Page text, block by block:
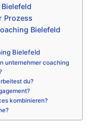
Prozess
Bielefeld
Bielefeld
unternehmer coaching
du?
kombinieren?